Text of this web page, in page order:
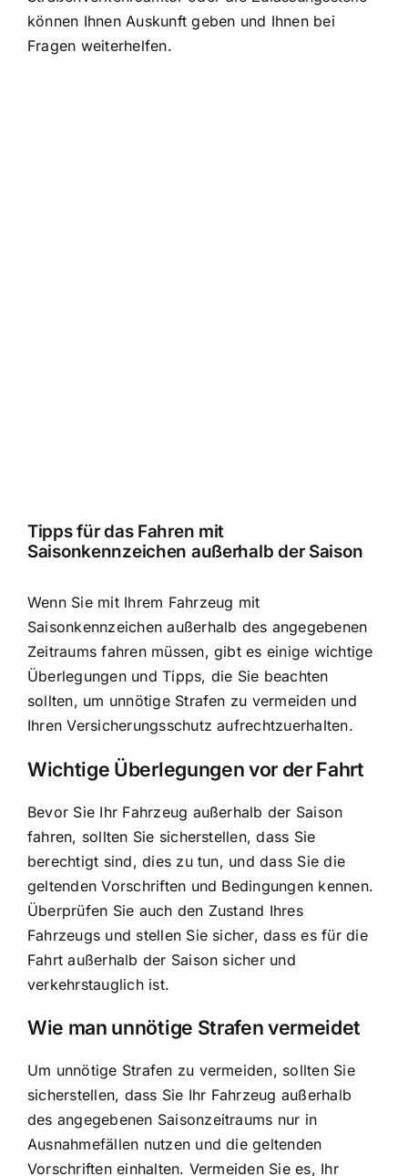
können Ihnen Auskunft geben und Ihnen bei
Fragen weiterhelfen.
Tipps für das Fahren mit
Saisonkennzeichen außerhalb der Saison
Wenn Sie mit Ihrem Fahrzeug mit
Saisonkennzeichen außerhalb des angegebenen
Zeitraums fahren müssen, gibt es einige wichtige
Überlegungen und Tipps, die Sie beachten
sollten, um unnötige Strafen zu vermeiden und
Ihren Versicherungsschutz aufrechtzuerhalten.
Wichtige Überlegungen vor der Fahrt
Bevor Sie Ihr Fahrzeug außerhalb der Saison
fahren, sollten Sie sicherstellen, dass Sie
berechtigt sind, dies zu tun, und dass Sie die
geltenden Vorschriften und Bedingungen kennen.
Überprüfen Sie auch den Zustand Ihres
Fahrzeugs und stellen Sie sicher, dass es für die
Fahrt außerhalb der Saison sicher und
verkehrstauglich ist.
Wie man unnötige Strafen vermeidet
Um unnötige Strafen zu vermeiden, sollten Sie
sicherstellen, dass Sie Ihr Fahrzeug außerhalb
des angegebenen Saisonzeitraums nur in
Ausnahmefällen nutzen und die geltenden
Vorschriften einhalten. Vermeiden Sie es, Ihr